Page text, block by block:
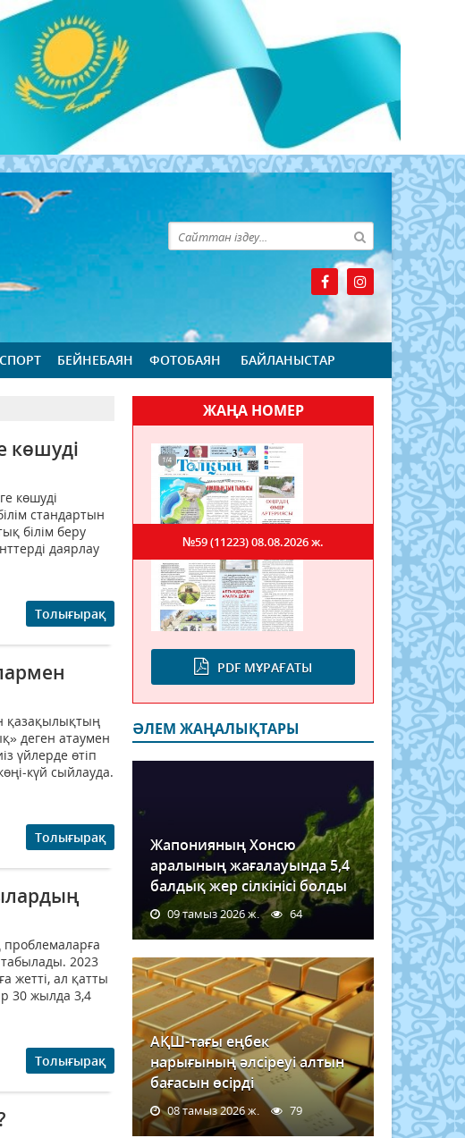
СПОРТ БЕЙНЕБАЯН ФОТОБАЯН БАЙЛАНЫСТАР
көшуді
көшуді
стандартын
білім беру
даярлау
Толығырақ
қазақылықтың
деген атаумен
үйлерде өтіп
күй сыйлауда.
Толығырақ
2023
жетті, ал қатты
30 жылда 3,4
Толығырақ
ЖАҢА НОМЕР
PDF МҰРАҒАТЫ
№59 (11223)08.08.2026 ж.
ӘЛЕМ ЖАҢАЛЫҚТАРЫ
Жапонияның Хонсю
аралының жағалауында 5,4
балдық жер сілкінісі болды
09 тамыз 2026 ж. 64
АҚШ-тағы еңбек
нарығының әлсіреуі алтын
бағасын өсірді
08 тамыз 2026 ж. 79